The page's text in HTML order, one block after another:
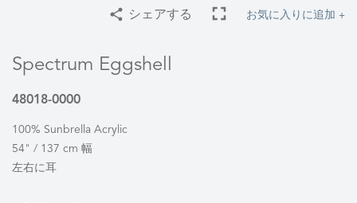
シェアする お気に入りに追加 +
Spectrum Eggshell
48018-0000
100% Sunbrella Acrylic
54" / 137 cm 幅
左右に耳